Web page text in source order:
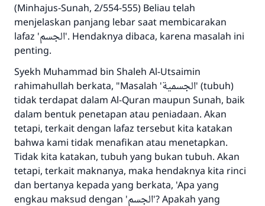
(Minhajus-Sunah, 2/554-555) Beliau telah
menjelaskan panjang lebar saat membicarakan
lafaz 'الجسم'. Hendaknya dibaca, karena masalah ini
penting.
Syekh Muhammad bin Shaleh Al-Utsaimin
rahimahullah berkata, "Masalah 'الجسمية' (tubuh)
tidak terdapat dalam Al-Quran maupun Sunah, baik
dalam bentuk penetapan atau peniadaan. Akan
tetapi, terkait dengan lafaz tersebut kita katakan
bahwa kami tidak menafikan atau menetapkan.
Tidak kita katakan, tubuh yang bukan tubuh. Akan
tetapi, terkait maknanya, maka hendaknya kita rinci
dan bertanya kepada yang berkata, 'Apa yang
engkau maksud dengan 'الجسم'? Apakah yang